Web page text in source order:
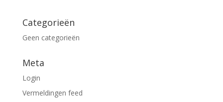
Categorieën
Geen categorieën
Meta
Login
Vermeldingen feed